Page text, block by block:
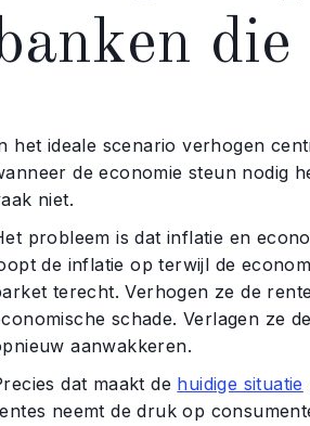
het ideale scenario verhogen
de economie steun nodig
niet.
probleem is dat inflatie en
de inflatie op terwijl de
terecht. Verhogen ze de
schade. Verlagen ze
aanwakkeren.
dat maakt de huidige situatie
neemt de druk op